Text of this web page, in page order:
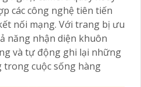
các công nghệ tiên tiến
nối mạng. Với trang bị ưu
năng nhận diện khuôn
và tự động ghi lại những
cuộc sống hàng